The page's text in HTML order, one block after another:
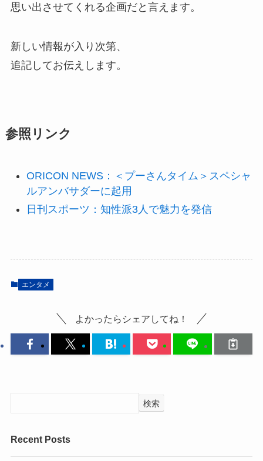
思い出させてくれる企画だと言えます。
新しい情報が入り次第、
追記してお伝えします。
参照リンク
ORICON NEWS：＜プーさんタイム＞スペシャ
ルアンバサダーに起用
日刊スポーツ：知性派3人で魅力を発信
エンタメ
よかったらシェアしてね！
検索
Recent Posts